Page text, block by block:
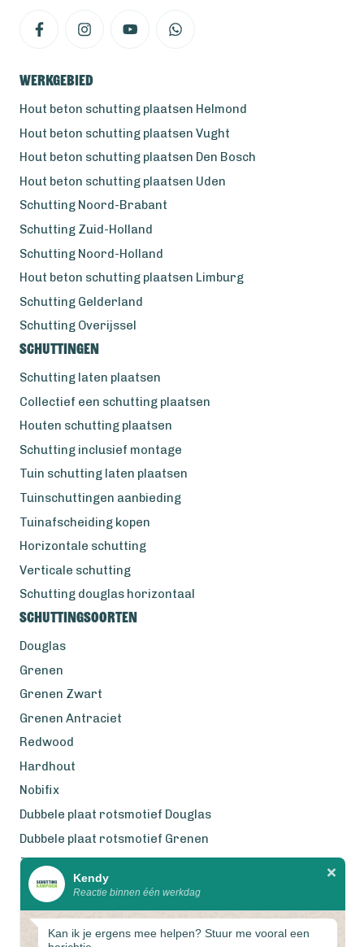
Werkgebied
Hout beton schutting plaatsen Helmond
Hout beton schutting plaatsen Vught
Hout beton schutting plaatsen Den Bosch
Hout beton schutting plaatsen Uden
Schutting Noord-Brabant
Schutting Zuid-Holland
Schutting Noord-Holland
Hout beton schutting plaatsen Limburg
Schutting Gelderland
Schutting Overijssel
Schuttingen
Schutting laten plaatsen
Collectief een schutting plaatsen
Houten schutting plaatsen
Schutting inclusief montage
Tuin schutting laten plaatsen
Tuinschuttingen aanbieding
Tuinafscheiding kopen
Horizontale schutting
Verticale schutting
Schutting douglas horizontaal
Schuttingsoorten
Douglas
Grenen
Grenen Zwart
Grenen Antraciet
Redwood
Hardhout
Nobifix
Dubbele plaat rotsmotief Douglas
Dubbele plaat rotsmotief Grenen
Zweeds Rabat Douglas
Wij werken met eerlijke
gecertificeerde houtsoorten
Kendy
Reactie binnen één werkdag
Kan ik je ergens mee helpen? Stuur me vooral een